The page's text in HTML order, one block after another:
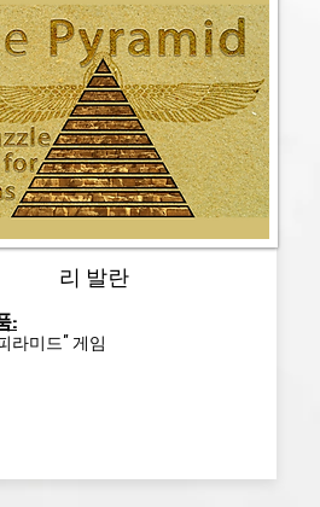
리 발란
:
라미드" 게임